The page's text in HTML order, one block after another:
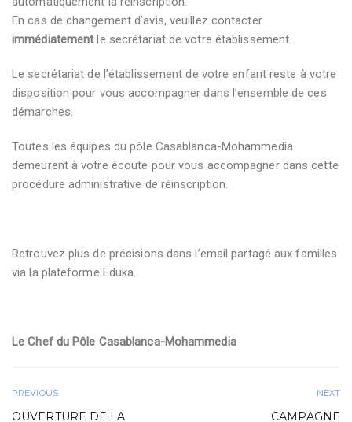
En cas de changement d’avis, veuillez contacter
immédiatementle secrétariat de votre établissement.
Le secrétariat de l’établissement de votre enfant reste à votre
disposition pour vous accompagner dans l’ensemble de ces
démarches.
Toutes les équipes du pôle Casablanca-Mohammedia
demeurent à votre écoute pour vous accompagner dans cette
procédure administrative de réinscription.
Retrouvez plus de précisions dans l’email partagé aux familles
via la plateforme Eduka.
Le Chef du Pôle Casablanca-Mohammedia
PREVIOUS
OUVERTURE DE LA
NEXT
CAMPAGNE